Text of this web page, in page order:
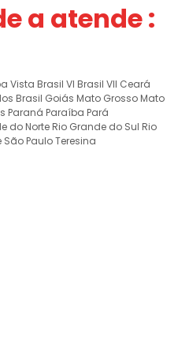
a atende :
Vista Brasil VI Brasil VII Ceará
Brasil Goiás Mato Grosso Mato
Paraná Paraíba Pará
do Norte Rio Grande do Sul Rio
São PauloTeresina